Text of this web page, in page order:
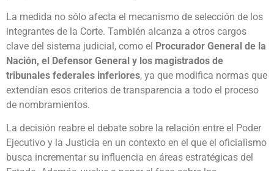
La medida no sólo afecta el mecanismo de selección de los
integrantes de la Corte. También alcanza a otros cargos
clave del sistema judicial, como el Procurador General de la
Nación, el Defensor General y los magistrados de
tribunales federales inferiores, ya que modifica normas que
extendían esos criterios de transparencia a todo el proceso
de nombramientos.
La decisión reabre el debate sobre la relación entre el Poder
Ejecutivo y la Justicia en un contexto en el que el oficialismo
busca incrementar su influencia en áreas estratégicas del